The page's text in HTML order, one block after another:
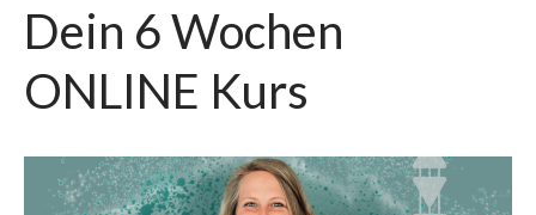
Inner Flow Audio
Solo*Sex Impulse
Mini Sexleben Test
Vorgespräch
Dein 6 Wochen
ONLINE Kurs